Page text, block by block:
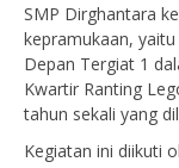
SMP Dirghantara
kepramukaan,
Depan Tergiat 1
Kwartir Ranting
tahun sekali yang
Kegiatan ini diikuti